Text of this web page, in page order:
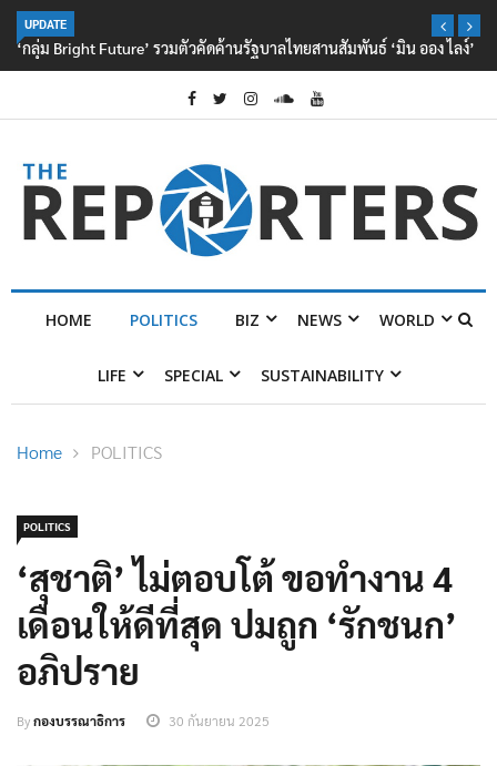
UPDATE
‘กลุ่ม Bright Future’ รวมตัวคัดค้านรัฐบาลไทยสานสัมพันธ์ ‘มิน ออง ไลง์’
HOME POLITICS BIZ NEWS WORLD
LIFE SPECIAL SUSTAINABILITY
Home POLITICS
POLITICS
‘สุชาติ’ ไม่ตอบโต้ ขอทำงาน 4
เดือนให้ดีที่สุด ปมถูก ‘รักชนก’
อภิปราย
Byกองบรรณาธิการ 30 กันยายน 2025